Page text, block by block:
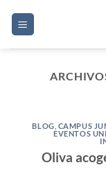
BLOG CAMPUS
EVENTOS
Oliva